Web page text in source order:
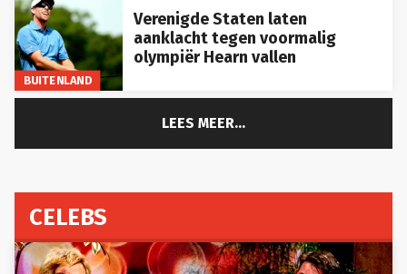
BUITENLAND
Verenigde Staten laten
aanklacht tegen voormalig
olympiër Hearn vallen
LEES MEER...
CELEBS